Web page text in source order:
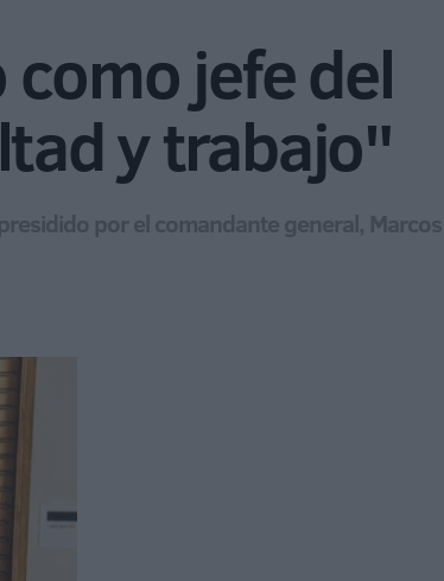
como jefe del
y trabajo"
por el comandante general,